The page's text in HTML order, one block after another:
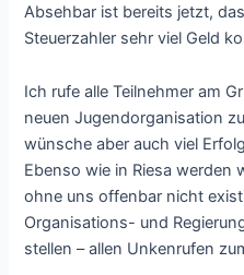
Absehbar ist bereits jetzt,
Steuerzahler sehr viel Geld
Ich rufe alle Teilnehmer am
neuen Jugendorganisation
wünsche aber auch viel
Ebenso wie in Riesa werden
ohne uns offenbar nicht
Organisations- und
stellen – allen Unkenrufen